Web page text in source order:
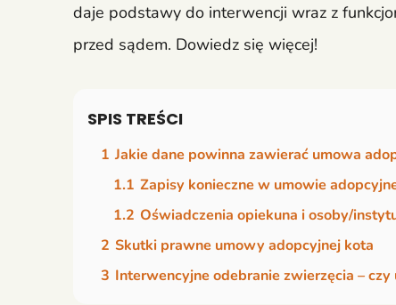
daje podstawy do interwencji wraz z
przed sądem. Dowiedz się więcej!
SPIS TREŚCI
1 Jakie dane powinna zawierać umowa
1.1 Zapisy konieczne w umowie
1.2 Oświadczenia opiekuna i osoby/
2 Skutki prawne umowy adopcyjnej kota
3 Interwencyjne odebranie zwierzęcia –